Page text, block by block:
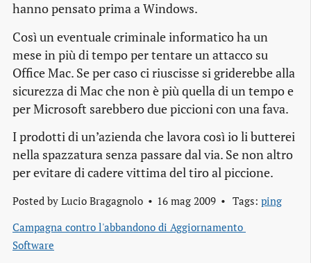
hanno pensato prima a Windows.
Così un eventuale criminale informatico ha un
mese in più di tempo per tentare un attacco su
Office Mac. Se per caso ci riuscisse si griderebbe alla
sicurezza di Mac che non è più quella di un tempo e
per Microsoft sarebbero due piccioni con una fava.
I prodotti di un’azienda che lavora così io li butterei
nella spazzatura senza passare dal via. Se non altro
per evitare di cadere vittima del tiro al piccione.
Posted by Lucio Bragagnolo 16 mag 2009 Tags: ping
Campagna contro l'abbandono di Aggiornamento
Software